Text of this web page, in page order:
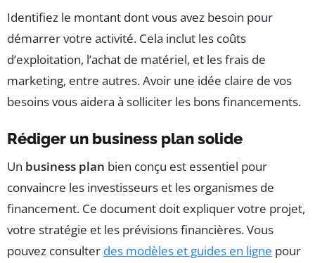
Identifiez le montant dont vous avez besoin pour
démarrer votre activité. Cela inclut les coûts
d’exploitation, l’achat de matériel, et les frais de
marketing, entre autres. Avoir une idée claire de vos
besoins vous aidera à solliciter les bons financements.
Rédiger un business plan solide
Un business plan bien conçu est essentiel pour
convaincre les investisseurs et les organismes de
financement. Ce document doit expliquer votre projet,
votre stratégie et les prévisions financières. Vous
pouvez consulter des modèles et guides en ligne pour